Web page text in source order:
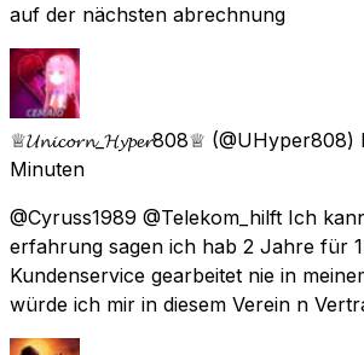
auf der nächsten abrechnung
♕𝓤𝓷𝓲𝓬𝓸𝓻𝓷_𝓗𝔂𝓹𝓮𝓻808♕ (@UHyper808)
Minuten
@Cyruss1989 @Telekom_hilft Ich
erfahrung sagen ich hab 2 Jahre für
Kundenservice gearbeitet nie in
würde ich mir in diesem Verein n